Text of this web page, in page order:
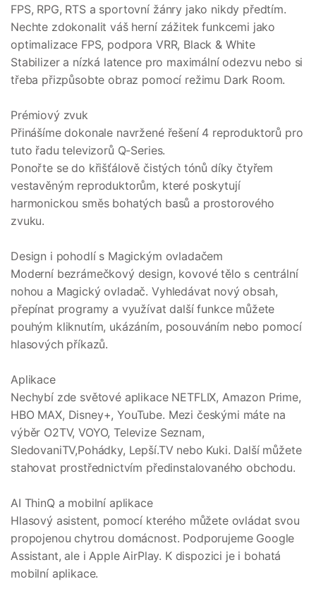
FPS, RPG, RTS a sportovní žánry jako nikdy předtím.
Nechte zdokonalit váš herní zážitek funkcemi jako
optimalizace FPS, podpora VRR, Black & White
Stabilizer a nízká latence pro maximální odezvu nebo si
třeba přizpůsobte obraz pomocí režimu Dark Room.
Prémiový zvuk
Přinášíme dokonale navržené řešení 4 reproduktorů pro
tuto řadu televizorů Q-Series.
Ponořte se do křišťálově čistých tónů díky čtyřem
vestavěným reproduktorům, které poskytují
harmonickou směs bohatých basů a prostorového
zvuku.
Design i pohodlí s Magickým ovladačem
Moderní bezrámečkový design, kovové tělo s centrální
nohou a Magický ovladač. Vyhledávat nový obsah,
přepínat programy a využívat další funkce můžete
pouhým kliknutím, ukázáním, posouváním nebo pomocí
hlasových příkazů.
Aplikace
Nechybí zde světové aplikace NETFLIX, Amazon Prime,
HBO MAX, Disney+, YouTube. Mezi českými máte na
výběr O2TV, VOYO, Televize Seznam,
SledovaniTV,Pohádky, Lepší.TV nebo Kuki. Další můžete
stahovat prostřednictvím předinstalovaného obchodu.
AI ThinQ a mobilní aplikace
Hlasový asistent, pomocí kterého můžete ovládat svou
propojenou chytrou domácnost. Podporujeme Google
Assistant, ale i Apple AirPlay. K dispozici je i bohatá
mobilní aplikace.